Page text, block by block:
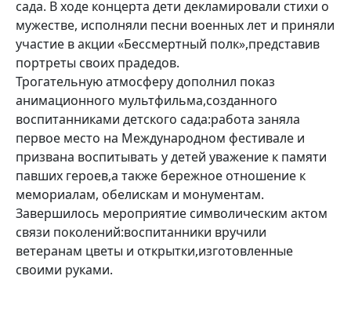
сада. В ходе концерта дети декламировали стихи о
мужестве, исполняли песни военных лет и приняли
участие в акции «Бессмертный полк»,представив
портреты своих прадедов.
Трогательную атмосферу дополнил показ
анимационного мультфильма,созданного
воспитанниками детского сада:работа заняла
первое место на Международном фестивале и
призвана воспитывать у детей уважение к памяти
павших героев,а также бережное отношение к
мемориалам, обелискам и монументам.
Завершилось мероприятие символическим актом
связи поколений:воспитанники вручили
ветеранам цветы и открытки,изготовленные
своими руками.